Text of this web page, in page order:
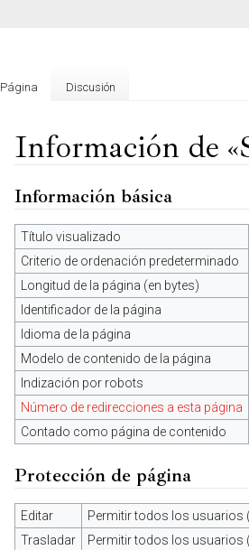
Información de
Ir
la
navegación
Ir
la
búsqueda
Información básica
Título visualizado
Criterio de ordenación predeterminado
Longitud de la página (en bytes)
Identificador de la página
Idioma de la página
Modelo de contenido de la página
Indización por robots
Número de redirecciones a esta página
Contado como página de contenido
Protección de página
Editar
Permitir todos los usuarios
Trasladar
Permitir todos los usuarios
Página Discusión